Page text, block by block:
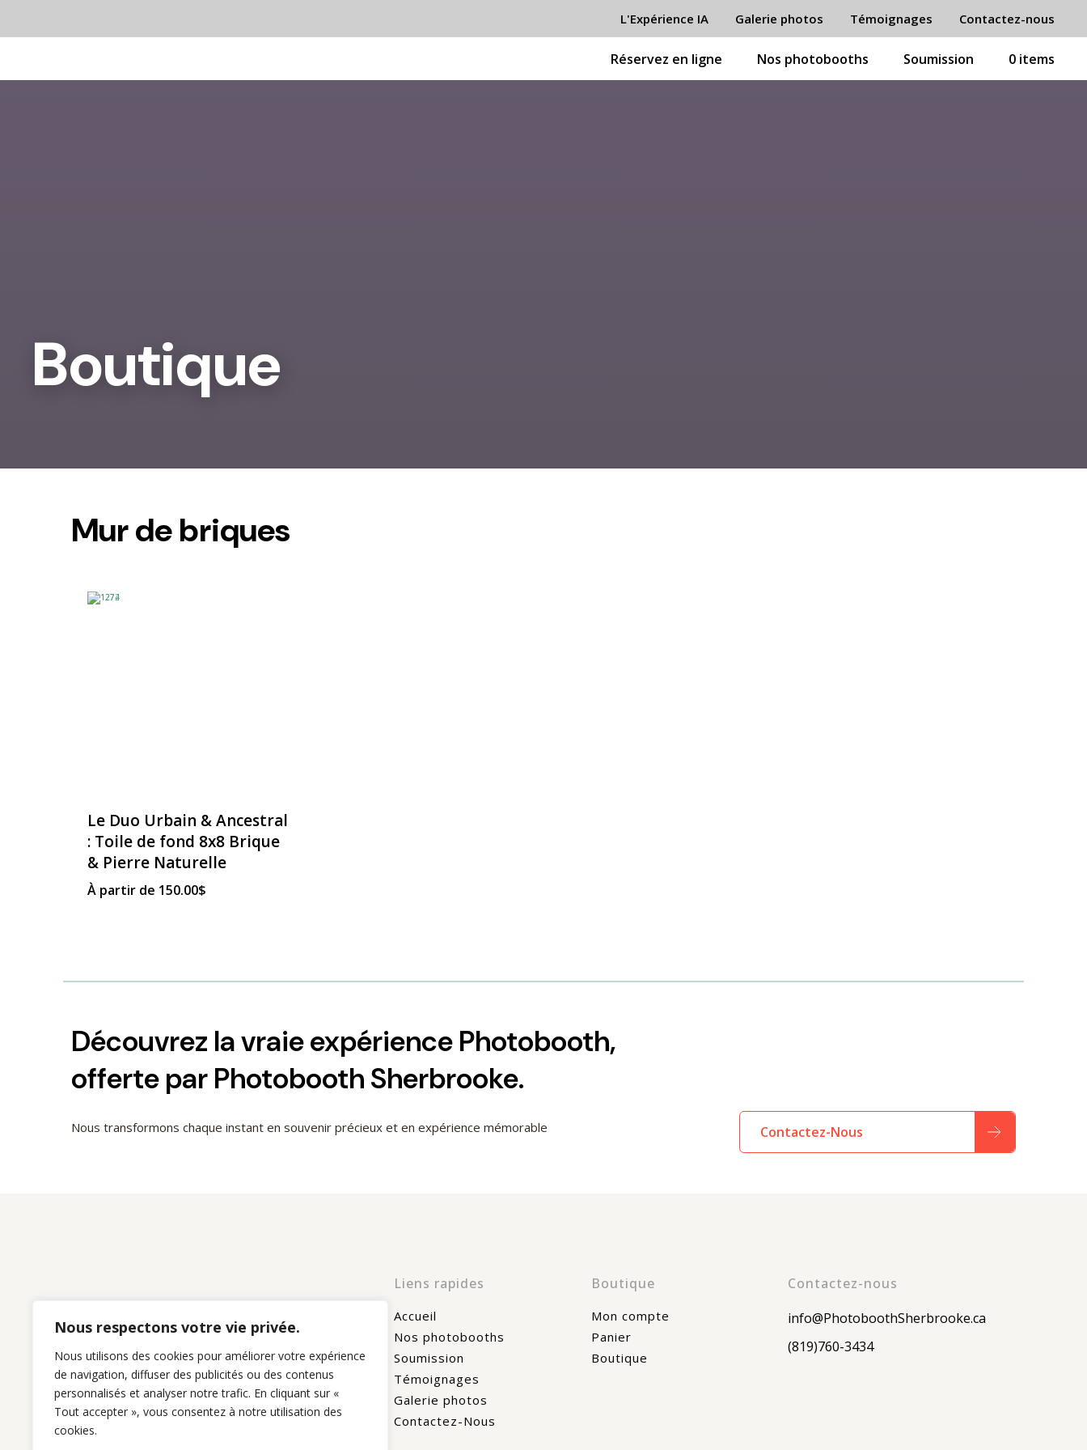
Nous respectons votre vie privée.
Nous utilisons des cookies pour améliorer votre expérience
de navigation, diffuser des publicités ou des contenus
personnalisés et analyser notre trafic. En cliquant sur «
Tout accepter », vous consentez à notre utilisation des
cookies.
L'Expérience IA Galerie photos Témoignages Contactez-nous
Réservez en ligne Nos photobooths Soumission 0 items
Boutique
Mur de briques
Le Duo Urbain & Ancestral
: Toile de fond 8x8 Brique
& Pierre Naturelle
À partir de 150.00$
Découvrez la vraie expérience Photobooth,
offerte par Photobooth Sherbrooke.
Nous transformons chaque instant en souvenir précieux et en expérience mémorable Contactez-Nous
Liens rapides
Accueil
Nos photobooths
Soumission
Témoignages
Galerie photos
Contactez-Nous
Boutique
Mon compte
Panier
Boutique
Contactez-nous
info@PhotoboothSherbrooke.ca
(819)760-3434